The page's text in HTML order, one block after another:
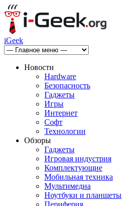
iGeek
Новости
Hardware
Безопасность
Гаджеты
Игры
Интернет
Софт
Технологии
Обзоры
Гаджеты
Игровая индустрия
Комплектующие
Мобильная техника
Мультимедиа
Ноутбуки и планшеты
Периферия